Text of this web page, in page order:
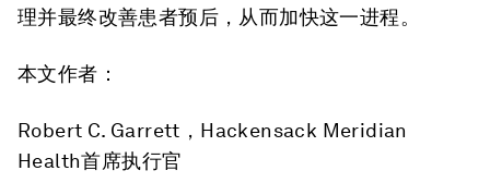
理并最终改善患者预后，从而加快这一进程。
本文作者：
Robert C. Garrett，Hackensack Meridian
Health首席执行官